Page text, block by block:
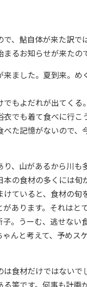
で、鮎自体が来た訳で
るお知らせが来たの
来ました。夏到来。め
でもよだれが出てくる
衣でも着て食べに行こ
べた記憶がないので、
り、山があるから川も
本の食材の多くには旬
けていると、食材の旬
あります。それはと
子。うーむ、逃せない
んと考えて、予めス
は食材だけではないで